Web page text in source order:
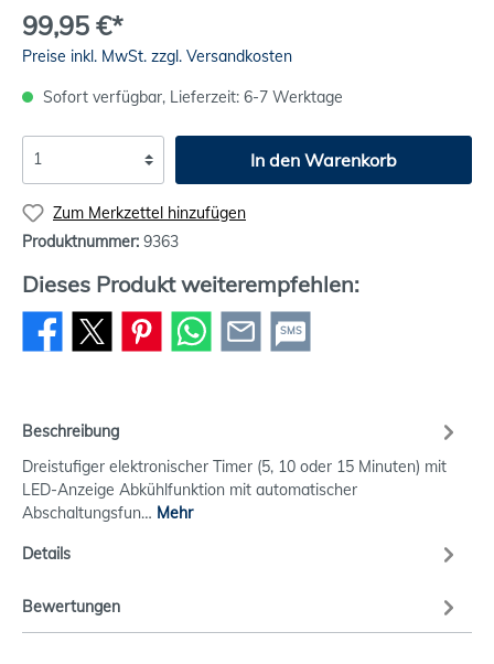
99,95 €*
Preise inkl. MwSt. zzgl. Versandkosten
Sofort verfügbar, Lieferzeit: 6-7 Werktage
In den Warenkorb
Zum Merkzettel hinzufügen
Produktnummer: 9363
Dieses Produkt weiterempfehlen:
SMS
Beschreibung
Dreistufiger elektronischer Timer (5, 10 oder 15 Minuten) mit
LED-Anzeige Abkühlfunktion mit automatischer
Abschaltungsfun… Mehr
Details
Bewertungen